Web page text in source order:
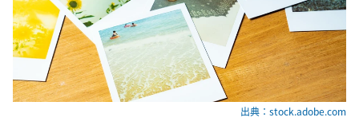
出典：stock.adobe.com